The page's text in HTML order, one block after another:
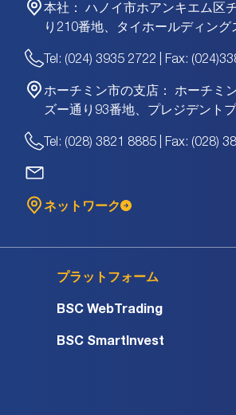
本社：
ハノイ市ホアンキエム区
り210番地、タイホールディン
Tel: (024) 3935 2722 | Fax:
ホーチミン市の支店：
ホーチミ
ズー通り93番地、プレジデント
Tel: (028) 3821 8885 | Fax: (028)
ネットワーク
プラットフォーム
BSC WebTrading
BSC SmartInvest